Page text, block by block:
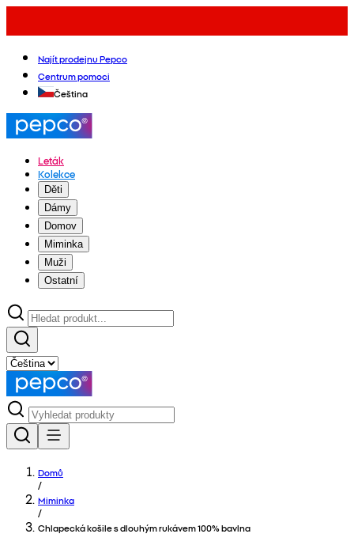
Najít prodejnu Pepco
Centrum pomoci
Čeština
Leták
Kolekce
Děti
Dámy
Domov
Miminka
Muži
Ostatní
Domů
/
Miminka
/
Chlapecká košile s dlouhým rukávem 100% bavlna